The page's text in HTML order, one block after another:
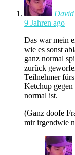
David
9 Jahren ago
Das war mein
wie es sonst
ganz normal
zurück
Teilnehmer
Ketchup
normal ist.
(Ganz doofe
mir irgendwie